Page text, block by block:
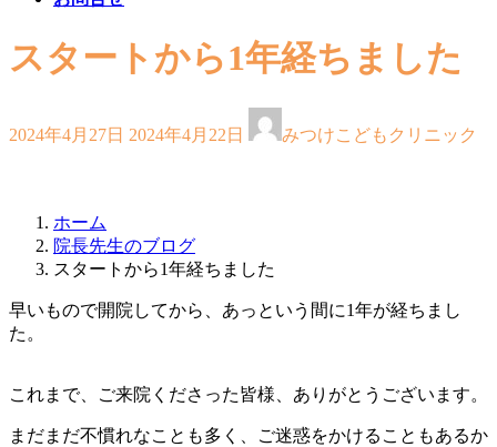
スタートから1年経ちました
2024年4月27日 終
:
2024年4月22日 みつけこどもクリニック
ホーム
院長先生のブログ
スタートから1年経ちました
早いもので開院してから、あっという間に1年が経ちまし
た。
これまで、ご来院くださった皆様、ありがとうございます。
まだまだ不慣れなことも多く、ご迷惑をかけることもあるか